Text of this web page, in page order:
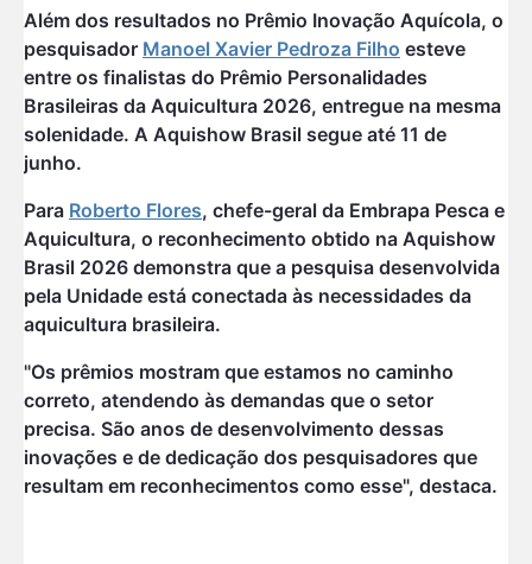
Além dos resultados no Prêmio Inovação Aquícola, o
pesquisador Manoel Xavier Pedroza Filho esteve
entre os finalistas do Prêmio Personalidades
Brasileiras da Aquicultura 2026, entregue na mesma
solenidade. A Aquishow Brasil segue até 11 de
junho.
Para Roberto Flores, chefe-geral da Embrapa Pesca e
Aquicultura, o reconhecimento obtido na Aquishow
Brasil 2026 demonstra que a pesquisa desenvolvida
pela Unidade está conectada às necessidades da
aquicultura brasileira.
"Os prêmios mostram que estamos no caminho
correto, atendendo às demandas que o setor
precisa. São anos de desenvolvimento dessas
inovações e de dedicação dos pesquisadores que
resultam em reconhecimentos como esse", destaca.